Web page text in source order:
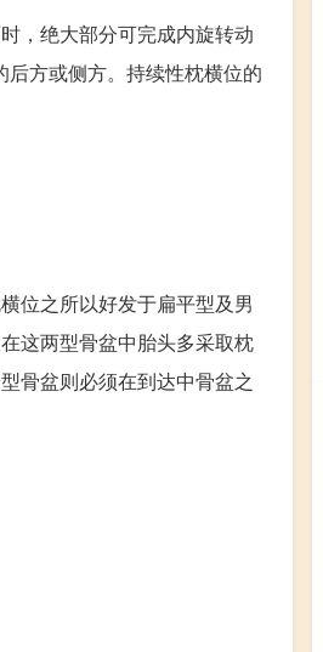
，绝大部分可完成内旋转动
方或侧方。持续性枕横位的
位之所以好发于扁平型及男
这两型骨盆中胎头多采取枕
骨盆则必须在到达中骨盆之